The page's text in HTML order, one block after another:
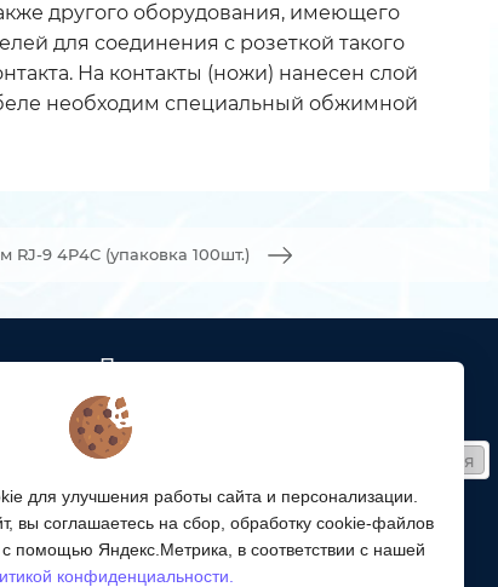
другого оборудования, имеющего
для соединения с розеткой такого
На контакты (ножи) нанесен слой
необходим специальный обжимной
RJ-9 4P4C (упаковка 100шт.)
Подписка
Получайте только полезные статьи!
Подписаться
Согласен на обработку персональных данных
Мы в соцсетях:
для улучшения работы сайта и персонализации.
вы соглашаетесь на сбор, обработку cookie-файлов
с помощью Яндекс.Метрика, в соответствии с нашей
конфиденциальности.